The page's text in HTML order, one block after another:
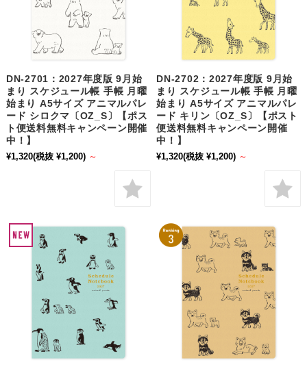
DN-2701：2027年度版 9月始
まり スケジュール帳 手帳 月曜
始まり A5サイズ アニマルパレ
ード シロクマ〔OZ_S〕【ポス
ト便送料無料キャンペーン開催
中！】
¥1,320(税抜 ¥1,200) ～
DN-2702：2027年度版 9月始
まり スケジュール帳 手帳 月曜
始まり A5サイズ アニマルパレ
ード キリン〔OZ_S〕【ポスト
便送料無料キャンペーン開催
中！】
¥1,320(税抜 ¥1,200) ～